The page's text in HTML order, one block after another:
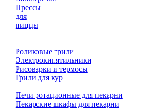
Прессы
для
пиццы
Роликовые грили
Электрокипятильники
Рисоварки и термосы
Грили для кур
Печи ротационные для пекарни
Пекарские шкафы для пекарни